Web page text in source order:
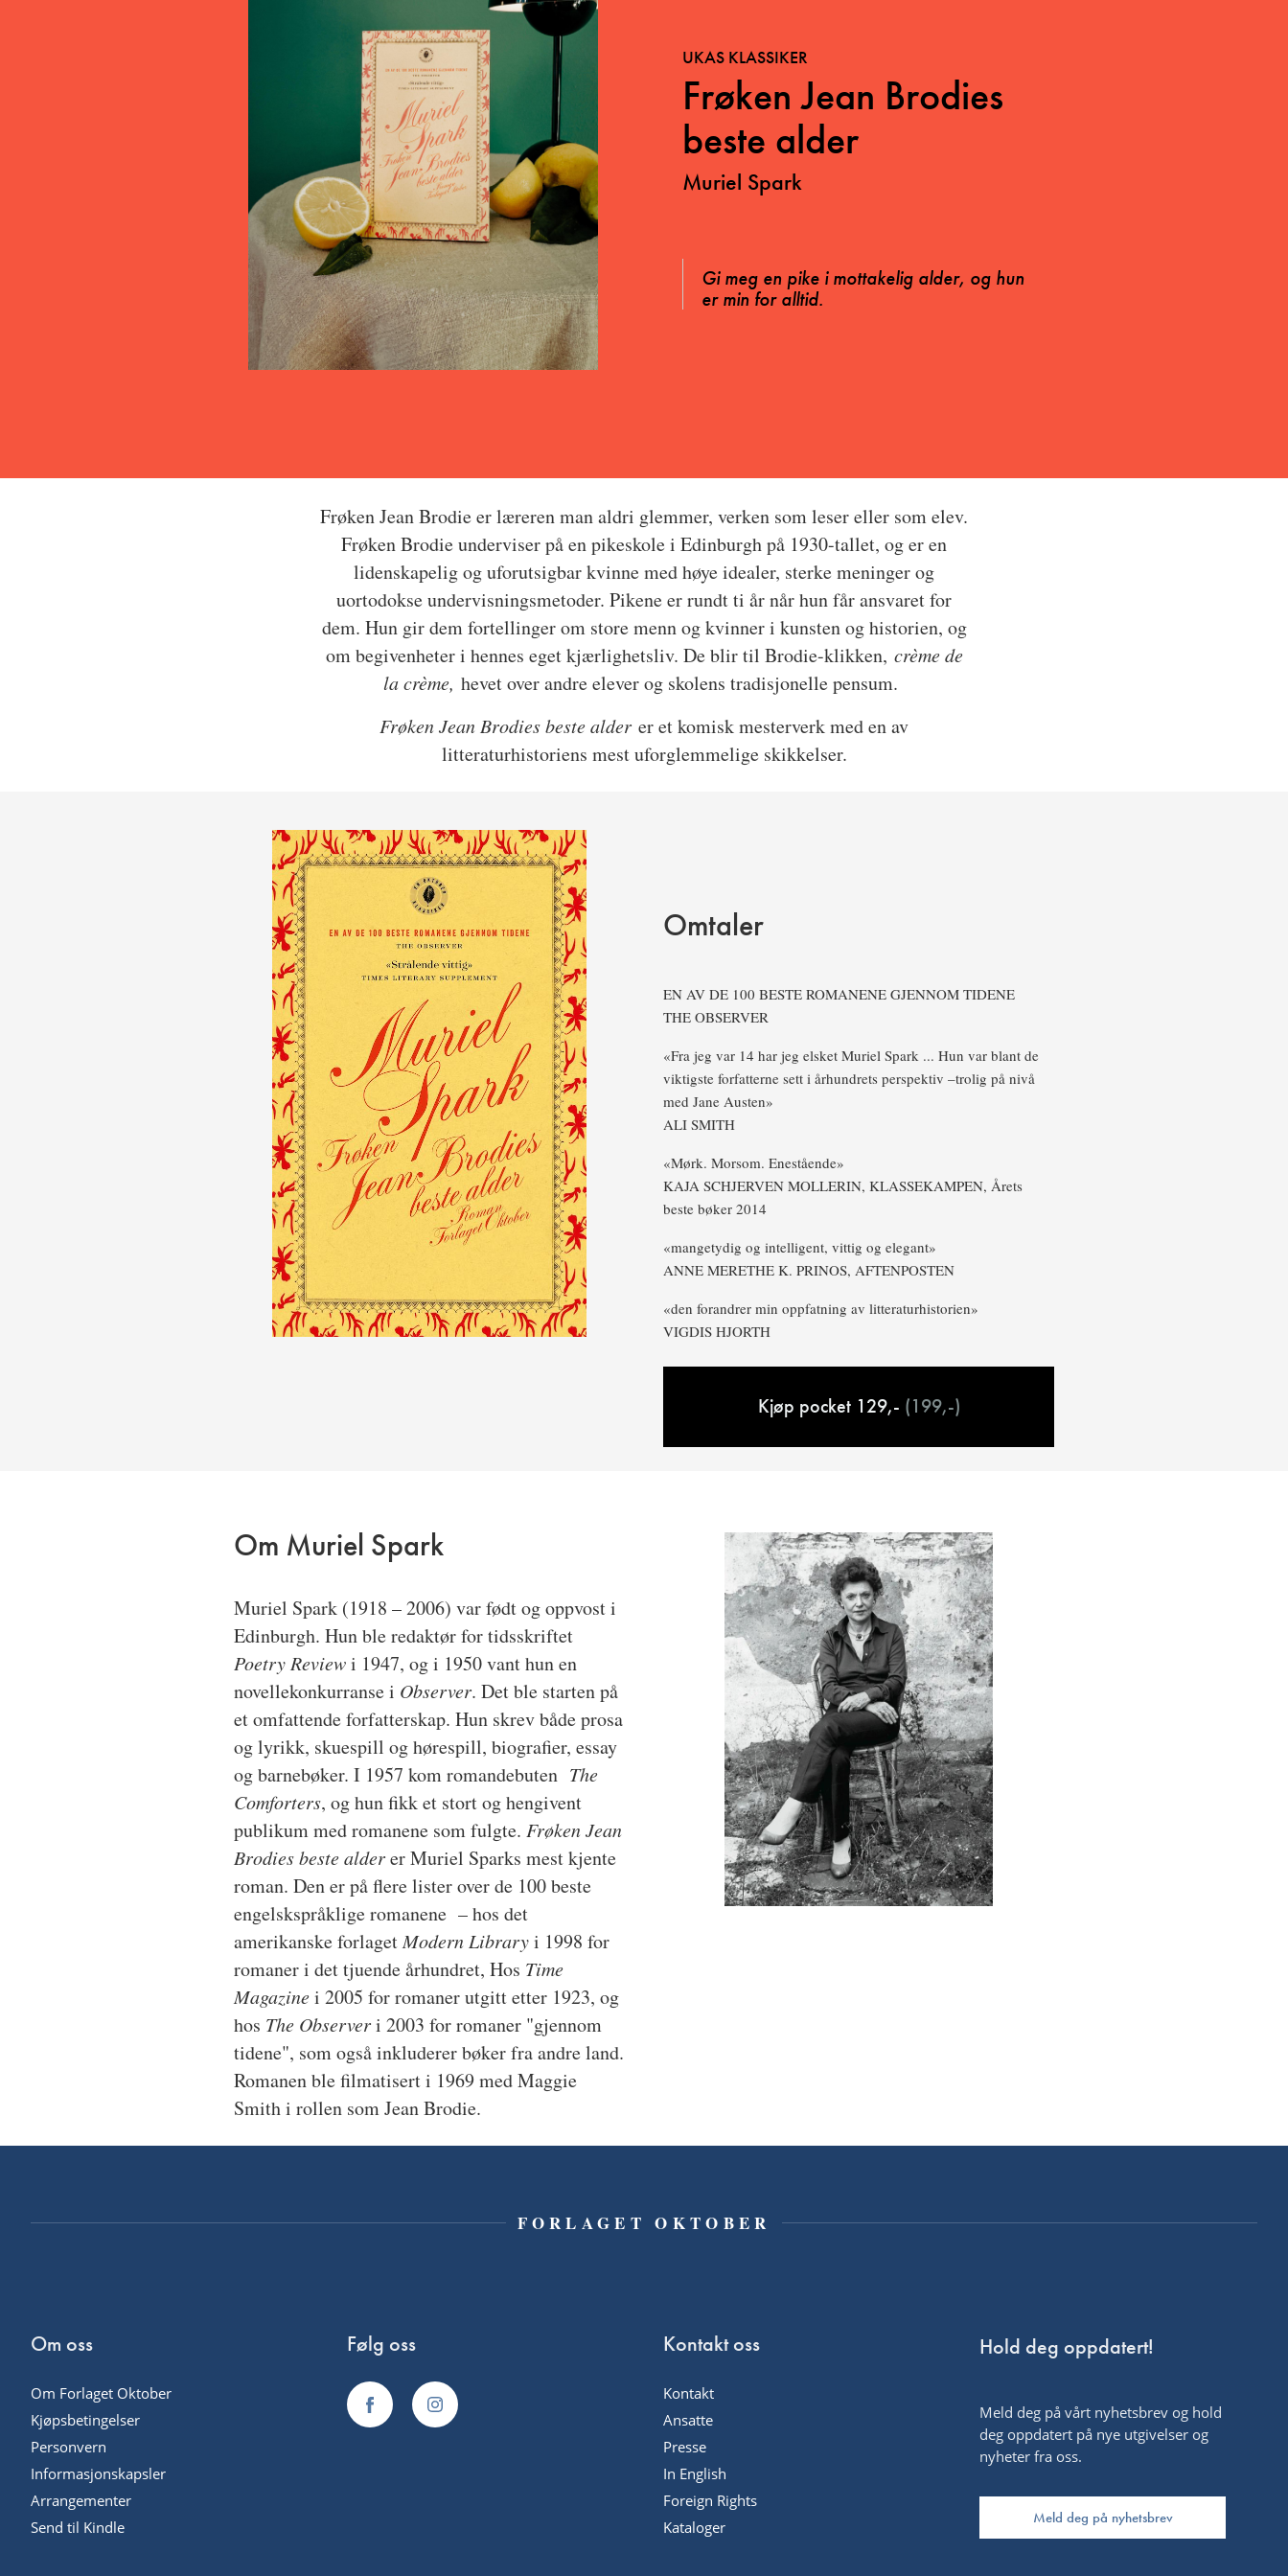
UKAS KLASSIKER
Frøken Jean Brodies
beste alder
Muriel Spark
Gi meg en pike i mottakelig alder, og hun
er min for alltid.
Frøken Jean Brodie er læreren man aldri glemmer, verken som leser eller som elev.
Frøken Brodie underviser på en pikeskole i Edinburgh på 1930-tallet, og er en
lidenskapelig og uforutsigbar kvinne med høye idealer, sterke meninger og
uortodokse undervisningsmetoder. Pikene er rundt ti år når hun får ansvaret for
dem. Hun gir dem fortellinger om store menn og kvinner i kunsten og historien, og
om begivenheter i hennes eget kjærlighetsliv. De blir til Brodie-klikken, crème de
la crème, hevet over andre elever og skolens tradisjonelle pensum.
Frøken Jean Brodies beste alder er et komisk mesterverk med en av
litteraturhistoriens mest uforglemmelige skikkelser.
Omtaler
EN AV DE 100 BESTE ROMANENE GJENNOM TIDENE
THE OBSERVER
«Fra jeg var 14 har jeg elsket Muriel Spark ... Hun var blant de
viktigste forfatterne sett i århundrets perspektiv –trolig på nivå
med Jane Austen»
ALI SMITH
«Mørk. Morsom. Enestående»
KAJA SCHJERVEN MOLLERIN, KLASSEKAMPEN, Årets
beste bøker 2014
«mangetydig og intelligent, vittig og elegant»
ANNE MERETHE K. PRINOS, AFTENPOSTEN
«den forandrer min oppfatning av litteraturhistorien»
VIGDIS HJORTH
Kjøp pocket 129,- (199,-)
Om Muriel Spark
Muriel Spark (1918 – 2006) var født og oppvost i
Edinburgh. Hun ble redaktør for tidsskriftet
Poetry Reviewi 1947, og i 1950 vant hun en
novellekonkurranse i Observer. Det ble starten på
et omfattende forfatterskap. Hun skrev både prosa
og lyrikk, skuespill og hørespill, biografier, essay
og barnebøker. I 1957 kom romandebuten The
Comforters, og hun fikk et stort og hengivent
publikum med romanene som fulgte. Frøken Jean
Brodies beste alderer Muriel Sparks mest kjente
roman. Den er på flere lister over de 100 beste
engelskspråklige romanene – hos det
amerikanske forlagetModern Libraryi 1998 for
romaner i det tjuende århundret, Hos Time
Magazinei 2005 for romaner utgitt etter 1923, og
hos The Observeri 2003 for romaner "gjennom
tidene", som også inkluderer bøker fra andre land.
Romanen ble filmatisert i 1969 med Maggie
Smith i rollen som Jean Brodie.
FORLAGET OKTOBER
Om oss
Om Forlaget Oktober
Kjøpsbetingelser
Personvern
Informasjonskapsler
Arrangementer
Send til Kindle
Følg oss Kontakt oss
Kontakt
Ansatte
Presse
In English
Foreign Rights
Kataloger
Hold deg oppdatert!
Meld deg på vårt nyhetsbrev og hold
deg oppdatert på nye utgivelser og
nyheter fra oss.
Meld deg på nyhetsbrev